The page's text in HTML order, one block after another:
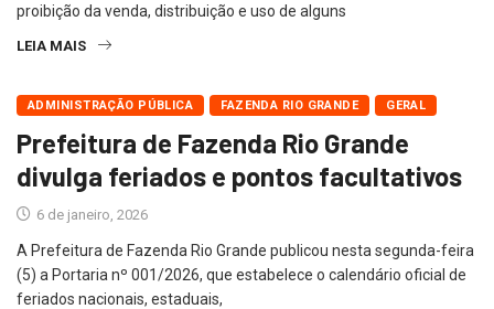
proibição da venda, distribuição e uso de alguns
LEIA MAIS
ADMINISTRAÇÃO PÚBLICA FAZENDA RIO GRANDE GERAL
Prefeitura de Fazenda Rio Grande
divulga feriados e pontos facultativos
6 de janeiro, 2026
A Prefeitura de Fazenda Rio Grande publicou nesta segunda-feira
(5) a Portaria nº 001/2026, que estabelece o calendário oficial de
feriados nacionais, estaduais,